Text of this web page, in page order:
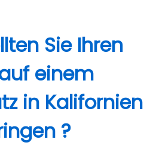
Sie Ihren
einem
in Kalifornien
?